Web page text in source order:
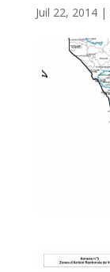
Juil 22, 2014|